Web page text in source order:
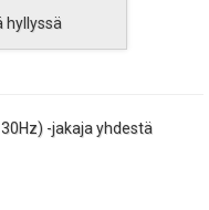
hyllyssä
-jakaja yhdestä